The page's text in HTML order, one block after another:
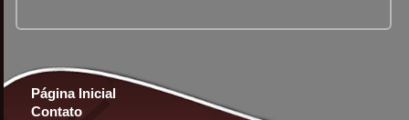
Página Inicial
Contato